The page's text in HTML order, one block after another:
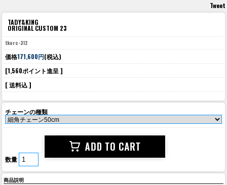
Tweet
TADY&KING
ORIGINAL CUSTOM 23
tkorc-312
価格171,600円(税込)
[1,560ポイント進呈 ]
[ 送料込 ]
チェーンの種類
数量
商品説明